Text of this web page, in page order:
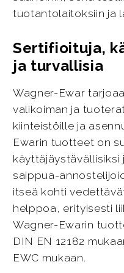
tuotantolaitoksiin ja
Sertifioituja,
ja turvallisia
Wagner-Ewar
valikoiman ja
kiinteistöille ja
Ewarin tuotteet on
käyttäjäystävällisiksi
saippua-
itseä kohti
helppoa, erityisesti
Wagner-Ewarin
DIN EN 12182
EWC mukaan.